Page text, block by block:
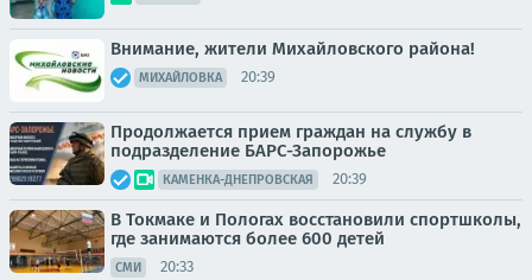
Внимание, жители Михайловского района!
МИХАЙЛОВКА 20:39
Продолжается прием граждан на службу в
подразделение БАРС-Запорожье
КАМЕНКА-ДНЕПРОВСКАЯ 20:39
В Токмаке и Пологах восстановили спортшколы,
где занимаются более 600 детей
СМИ 20:33